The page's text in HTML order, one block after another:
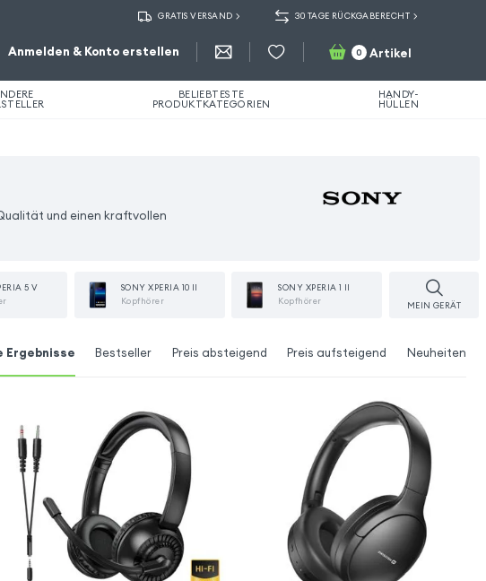
GRATIS VERSAND 30 TAGE RÜCKGABERECHT
Anmelden & Konto erstellen 0 Artikel
BELIEBTESTE
PRODUKTKATEGORIEN
HANDY-
HÜLLEN
und einen kraftvollen
5 V
SONY XPERIA 10 II
Kopfhörer
SONY XPERIA 1 II
Kopfhörer
MEIN GERÄT
Ergebnisse Bestseller Preis absteigend Preis aufsteigend Neuheiten